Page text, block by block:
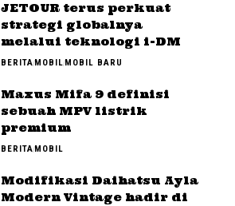
JETOUR terus perkuat
strategi globalnya
melalui teknologi i-DM
BERITAMOBILMOBIL BARU
Maxus Mifa 9 definisi
sebuah MPV listrik
premium
BERITAMOBIL
Modifikasi Daihatsu Ayla
Modern Vintage hadir di